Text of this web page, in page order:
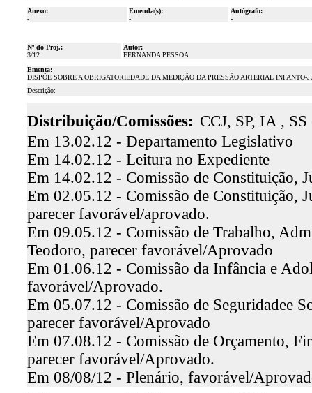
Anexo:
-
Emenda(s):
-
Autógrafo:
-
Nº do Proj.:
3/12
Autor:
FERNANDA PESSOA
Ementa:
DISPÕE SOBRE A OBRIGATORIEDADE DA MEDIÇÃO DA PRESSÃO ARTERIAL
Descrição:
Distribuição/Comissões: CCJ, SP, IA , SS
Em 13.02.12 - Departamento Legislativo
Em 14.02.12 - Leitura no Expediente
Em 14.02.12 - Comissão de Constituição,
Em 02.05.12 - Comissão de Constituição,
parecer favorável/aprovado.
Em 09.05.12 - Comissão de Trabalho,
Teodoro, parecer favorável/Aprovado
Em 01.06.12 - Comissão da Infância e
favorável/Aprovado.
Em 05.07.12 - Comissão de Seguridadee
parecer favorável/Aprovado
Em 07.08.12 - Comissão de Orçamento,
parecer favorável/Aprovado.
Em 08/08/12 - Plenário, favorável/